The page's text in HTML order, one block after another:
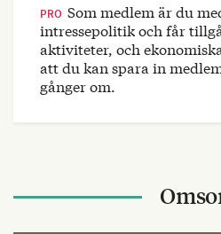
PRO Som medlem är du
intressepolitik och får
aktiviteter, och
att du kan spara in
gånger om.